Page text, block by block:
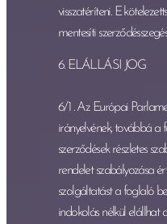
visszatéríteni. E
mentesíti
6. ELÁLLÁSI JOG
6/1 . Az Európai
irányelvének, továbbá a
szerződések részletes
rendelet szabályozása
szolgáltatást a foglaló
indokolás nélkül elállhat